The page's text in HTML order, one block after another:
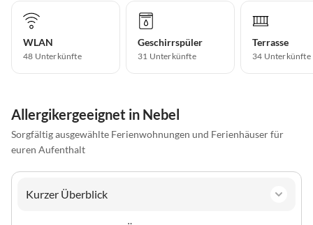
WLAN
48 Unterkünfte
Geschirrspüler
31 Unterkünfte
Terrasse
34 Unterkünfte
Allergikergeeignet in Nebel
Sorgfältig ausgewählte Ferienwohnungen und Ferienhäuser für
euren Aufenthalt
Kurzer Überblick